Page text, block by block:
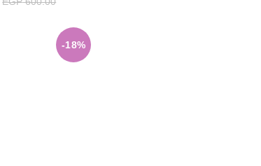
-18%